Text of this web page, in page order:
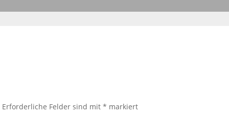
Erforderliche Felder sind mit* markiert